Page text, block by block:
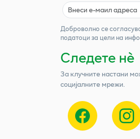
Доброволно се
податоци за цели на
Следете нѐ
За клучните настани
социјалните мрежи.